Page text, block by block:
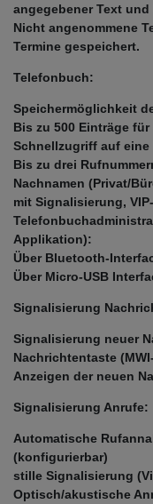
angegebener Text
Nicht angenommene
Termine gespeichert.
Telefonbuch:
Speichermöglichkeit
Bis zu 500 Einträge
Schnellzugriff auf eine
Bis zu drei
Nachnamen (Privat/
mit Signalisierung,
Applikation):
Über Bluetooth-
Über Micro-USB
Signalisierung
Signalisierung neuer
Nachrichtentaste
Anzeigen der neuen
Signalisierung Anrufe:
Automatische
(konfigurierbar)
stille Signalisierung
Optisch/akustische